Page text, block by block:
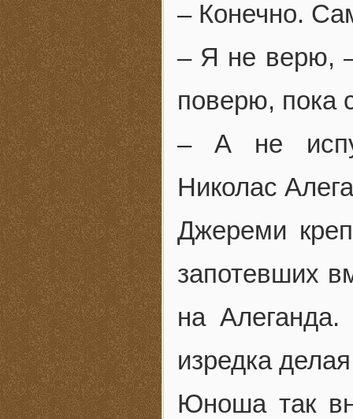
– Конечно.
– Я не верю,
поверю, пока
– А не
Николас
Джереми
запотевших
на Алеганда.
изредка
Юноша так